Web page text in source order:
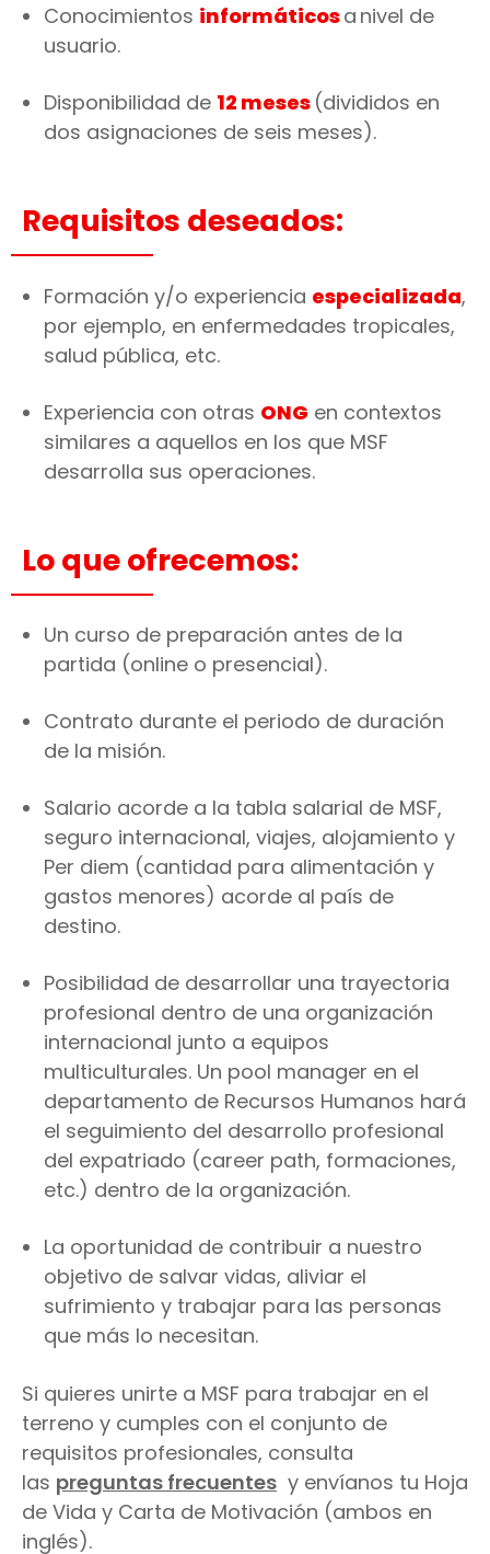
Conocimientos informáticosa nivel de
usuario.
Disponibilidad de 12 meses (divididos en
dos asignaciones de seis meses).
Requisitos deseados:
Formación y/o experiencia especializada,
por ejemplo, en enfermedades tropicales,
salud pública, etc.
Experiencia con otras ONG en contextos
similares a aquellos en los que MSF
desarrolla sus operaciones.
Lo que ofrecemos:
Un curso de preparación antes de la
partida (online o presencial).
Contrato durante el periodo de duración
de la misión.
Salario acorde a la tabla salarial de MSF,
seguro internacional, viajes, alojamiento y
Per diem (cantidad para alimentación y
gastos menores) acorde al país de
destino.
Posibilidad de desarrollar una trayectoria
profesional dentro de una organización
internacional junto a equipos
multiculturales. Un pool manager en el
departamento de Recursos Humanos hará
el seguimiento del desarrollo profesional
del expatriado (career path, formaciones,
etc.) dentro de la organización.
La oportunidad de contribuir a nuestro
objetivo de salvar vidas, aliviar el
sufrimiento y trabajar para las personas
que más lo necesitan.
Si quieres unirte a MSF para trabajar en el
terreno y cumples con el conjunto de
requisitos profesionales, consulta
las preguntas frecuentes y envíanos tu Hoja
de Vida y Carta de Motivación (ambos en
inglés).